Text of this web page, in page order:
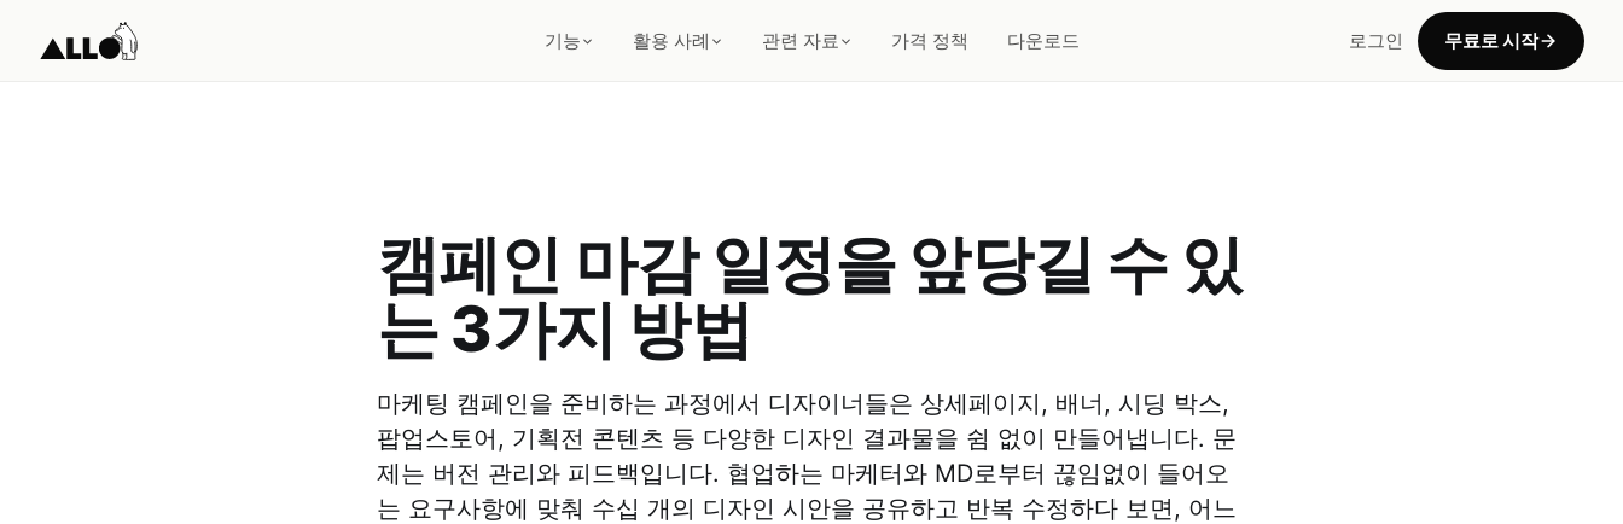
기능 활용 사례 관련 자료 가격 정책 다운로드 로그인 무료로 시작
캠페인 마감 일정을 앞당길 수 있
는 3가지 방법
마케팅 캠페인을 준비하는 과정에서 디자이너들은 상세페이지, 배너, 시딩 박스,
팝업스토어, 기획전 콘텐츠 등 다양한 디자인 결과물을 쉼 없이 만들어냅니다. 문
제는 버전 관리와 피드백입니다. 협업하는 마케터와 MD로부터 끊임없이 들어오
는 요구사항에 맞춰 수십 개의 디자인 시안을 공유하고 반복 수정하다 보면, 어느